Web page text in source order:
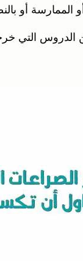
الممارسة أو
التي